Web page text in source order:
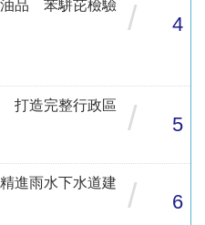
油品 苯駢芘檢驗
/ 4
打造完整行政區
/ 5
進雨水下水道建
/ 6